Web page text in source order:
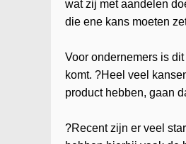
wat zij met aandelen
die ene kans moeten
Voor ondernemers is
komt. ?Heel veel
product hebben, gaan
?Recent zijn er veel